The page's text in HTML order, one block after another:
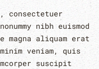
consectetuer
nibh euismod
aliquam erat
veniam, quis
suscipit